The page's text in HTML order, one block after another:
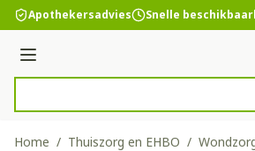
Ga naar de inhoud
Apothekersadvies Snelle
Menu
Home / Thuiszorg en EHBO /